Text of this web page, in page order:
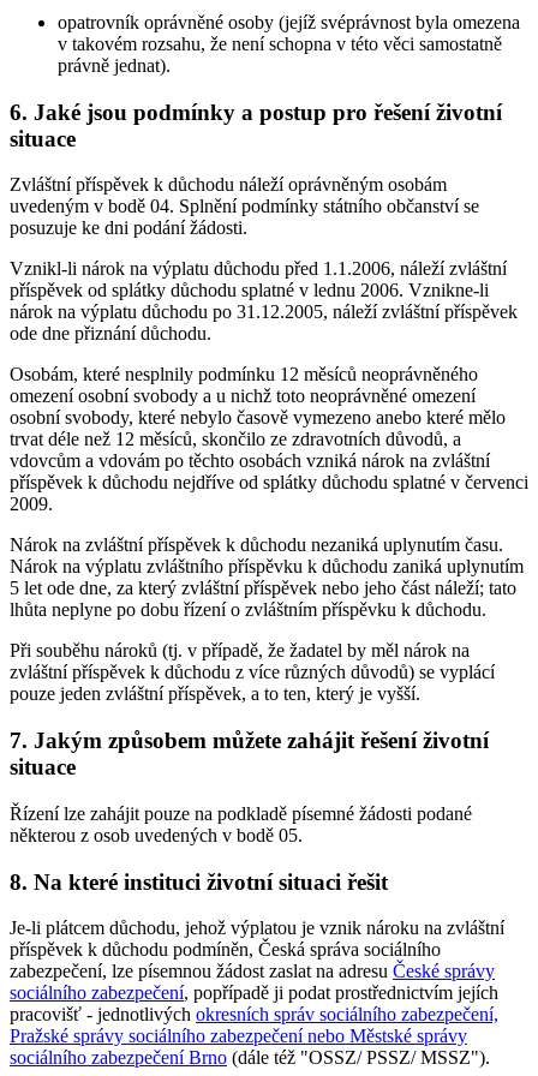
opatrovník oprávněné osoby (jejíž svéprávnost byla omezena
v takovém rozsahu, že není schopna v této věci samostatně
právně jednat).
6. Jaké jsou podmínky a postup pro řešení životní
situace
Zvláštní příspěvek k důchodu náleží oprávněným osobám
uvedeným v bodě 04. Splnění podmínky státního občanství se
posuzuje ke dni podání žádosti.
Vznikl-li nárok na výplatu důchodu před 1.1.2006, náleží zvláštní
příspěvek od splátky důchodu splatné v lednu 2006. Vznikne-li
nárok na výplatu důchodu po 31.12.2005, náleží zvláštní příspěvek
ode dne přiznání důchodu.
Osobám, které nesplnily podmínku 12 měsíců neoprávněného
omezení osobní svobody a u nichž toto neoprávněné omezení
osobní svobody, které nebylo časově vymezeno anebo které mělo
trvat déle než 12 měsíců, skončilo ze zdravotních důvodů, a
vdovcům a vdovám po těchto osobách vzniká nárok na zvláštní
příspěvek k důchodu nejdříve od splátky důchodu splatné v červenci
2009.
Nárok na zvláštní příspěvek k důchodu nezaniká uplynutím času.
Nárok na výplatu zvláštního příspěvku k důchodu zaniká uplynutím
5 let ode dne, za který zvláštní příspěvek nebo jeho část náleží; tato
lhůta neplyne po dobu řízení o zvláštním příspěvku k důchodu.
Při souběhu nároků (tj. v případě, že žadatel by měl nárok na
zvláštní příspěvek k důchodu z více různých důvodů) se vyplácí
pouze jeden zvláštní příspěvek, a to ten, který je vyšší.
7. Jakým způsobem můžete zahájit řešení životní
situace
Řízení lze zahájit pouze na podkladě písemné žádosti podané
některou z osob uvedených v bodě 05.
8. Na které instituci životní situaci řešit
Je-li plátcem důchodu, jehož výplatou je vznik nároku na zvláštní
příspěvek k důchodu podmíněn, Česká správa sociálního
zabezpečení, lze písemnou žádost zaslat na adresu České správy
sociálního zabezpečení, popřípadě ji podat prostřednictvím jejích
pracovišť - jednotlivých okresních správ sociálního zabezpečení,
Pražské správy sociálního zabezpečení nebo Městské správy
sociálního zabezpečení Brno (dále též "OSSZ/ PSSZ/ MSSZ").